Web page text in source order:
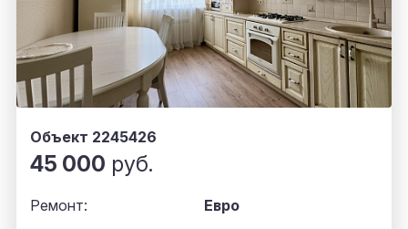
Объект 2245426
45 000 руб.
Ремонт:
Евро